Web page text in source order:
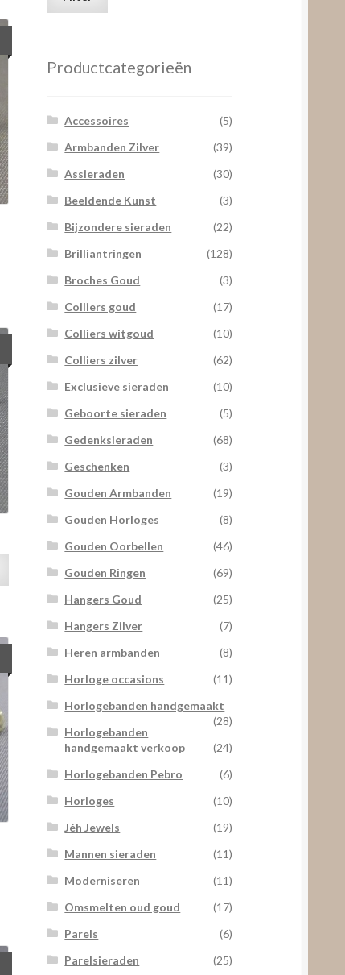
Productcategorieën
Accessoires
(5)
Armbanden Zilver
(39)
Assieraden
(30)
Beeldende Kunst
(3)
Bijzondere sieraden
(22)
Brilliantringen
(128)
Broches Goud
(3)
Colliers goud
(17)
Colliers witgoud
(10)
Colliers zilver
(62)
Exclusieve sieraden
(10)
Geboorte sieraden
(5)
Gedenksieraden
(68)
Geschenken
(3)
Gouden Armbanden
(19)
Gouden Horloges
(8)
Gouden Oorbellen
(46)
Gouden Ringen
(69)
Hangers Goud
(25)
Hangers Zilver
(7)
Heren armbanden
(8)
Horloge occasions
(11)
Horlogebanden handgemaakt
(28)
Horlogebanden
handgemaakt verkoop
(24)
Horlogebanden Pebro
(6)
Horloges
(10)
Jéh Jewels
(19)
Mannen sieraden
(11)
Moderniseren
(11)
Omsmelten oud goud
(17)
Parels
(6)
Parelsieraden
(25)